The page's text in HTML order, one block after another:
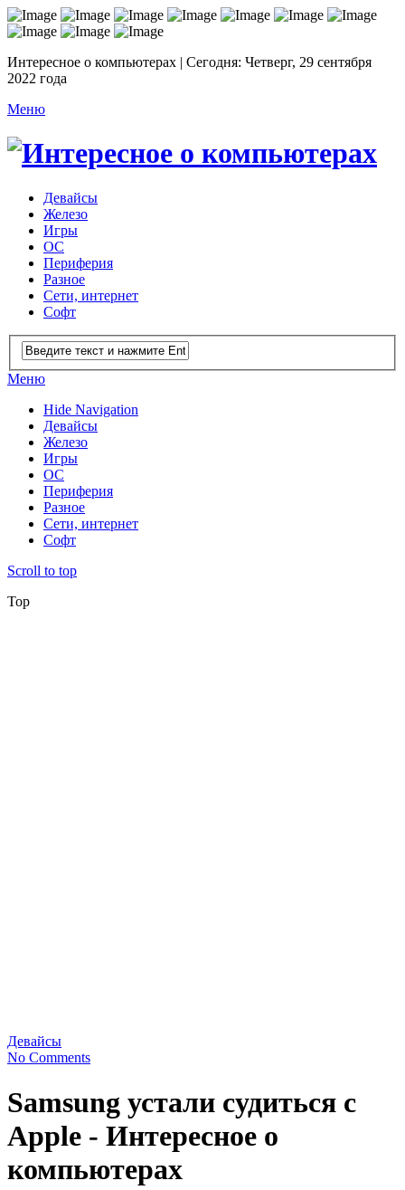
Интересное о компьютерах | Сегодня: Четверг, 29 сентября
2022 года
Меню
Девайсы
Железо
Игры
ОС
Периферия
Разное
Сети, интернет
Софт
Меню
Hide Navigation
Девайсы
Железо
Игры
ОС
Периферия
Разное
Сети, интернет
Софт
Scroll to top
Top
Девайсы
No Comments
Samsung устали судиться с
Apple - Интересное о
компьютерах